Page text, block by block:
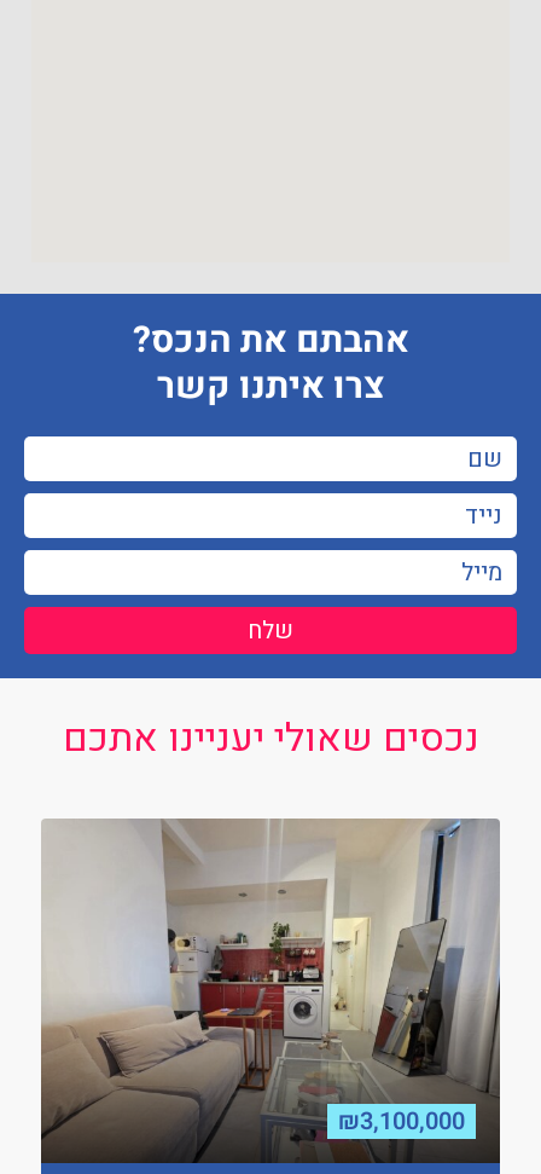
אהבתם את הנכס?
צרו איתנו קשר
שלח
נכסים שאולי יעניינו אתכם
₪3,100,000